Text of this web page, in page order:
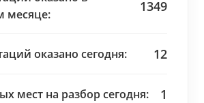
месяце:
1349
оказано сегодня: 12
мест на разбор сегодня: 1